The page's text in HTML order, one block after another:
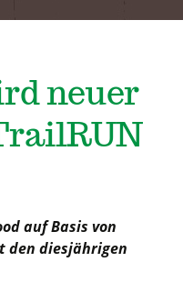
neuer
auf Basis von
den diesjährigen